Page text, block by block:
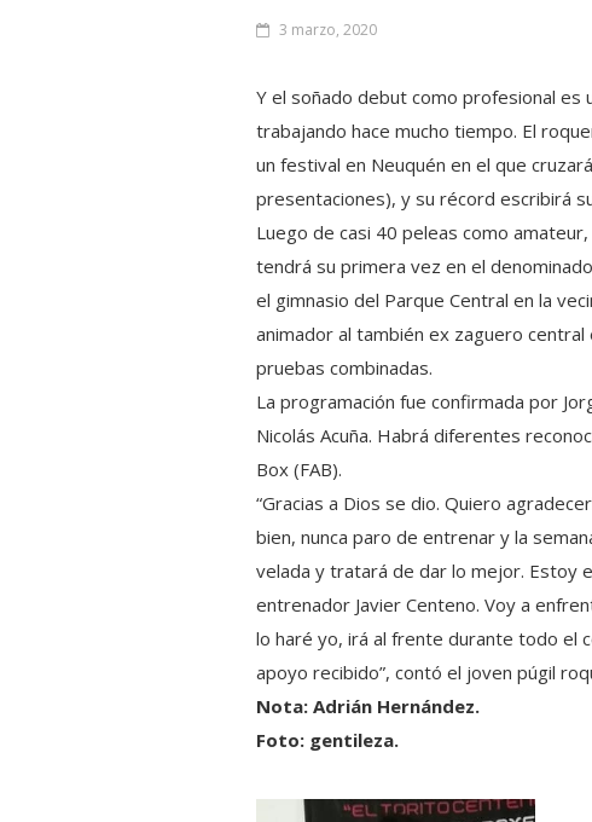
3 marzo, 2020
Y el soñado debut como profesional es
trabajando hace mucho tiempo. El
un festival en Neuquén en el que
presentaciones), y su récord escribirá
Luego de casi 40 peleas como
tendrá su primera vez en el
el gimnasio del Parque Central en la
animador al también ex zaguero
pruebas combinadas.
La programación fue confirmada por
Nicolás Acuña. Habrá diferentes
Box (FAB).
“Gracias a Dios se dio. Quiero
bien, nunca paro de entrenar y la
velada y tratará de dar lo mejor. Estoy
entrenador Javier Centeno. Voy a
lo haré yo, irá al frente durante todo el
apoyo recibido”, contó el joven púgil
Nota: Adrián Hernández.
Foto: gentileza.